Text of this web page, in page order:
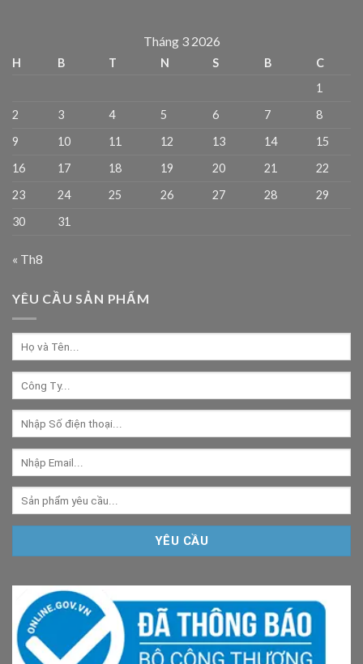
Tháng 3 2026
H B T N S B
C
1
2
3 4 5 6 7
8
9
10 11 12 13 14
15
16
17 18 19 20 21
22
23
24 25 26 27 28
29
30
31
« Th8
YÊU CẦU SẢN PHẨM